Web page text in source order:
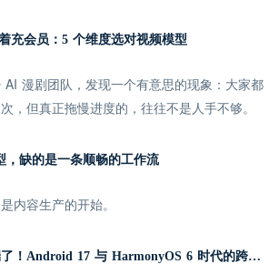
充会员：5 个维度选对视频模型
漫剧团队，发现一个有意思的现象：大家都
，但真正拖慢进度的，往往不是人手不够。
，缺的是一条顺畅的工作流
内容生产的开始。
别再折腾端侧和后端了！Android 17 与 HarmonyOS 6 时代的跨平台推送指南